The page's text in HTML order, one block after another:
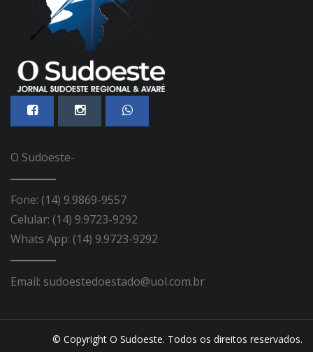
O Sudoeste-
Fone: (14) 9.9869-9557
Celular: (14) 9.9723-9292
Whats App: (14) 9.9723-9292
Email: sudoestedoestado@uol.com.br
© Copyright O Sudoeste. Todos os direitos reservados.